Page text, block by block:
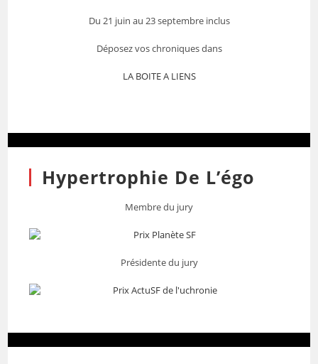
Du 21 juin au 23 septembre inclus
Déposez vos chroniques dans
LA BOITE A LIENS
Hypertrophie De L’égo
Membre du jury
Présidente du jury